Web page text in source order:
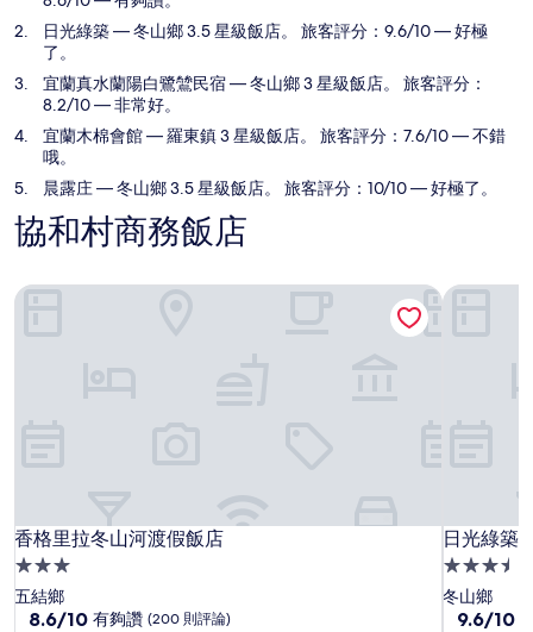
日光綠築— 冬山鄉 3.5 星級飯店。 旅客評分：9.6/10 — 好極
了。
宜蘭真水蘭陽白鷺鷥民宿— 冬山鄉 3 星級飯店。 旅客評分：
8.2/10 — 非常好。
宜蘭木棉會館— 羅東鎮 3 星級飯店。 旅客評分：7.6/10 — 不錯
哦。
晨露庄— 冬山鄉 3.5 星級飯店。 旅客評分：10/10 — 好極了。
協和村商務飯店
香格里拉冬山河渡假飯店
香格里拉冬山河渡假飯店
3.0
星
級
五結鄉
8.6
8.6/10 有夠讚 (200 則評論)
香格里拉冬山河渡假飯店
日光綠築
日光綠築
3.5
星
級
冬山鄉
9.6
9.6/10
日光綠築